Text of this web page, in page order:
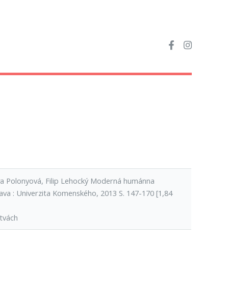
Filip Lehocký Moderná humánna
: Univerzita Komenského, 2013 S. 147-170 [1,84